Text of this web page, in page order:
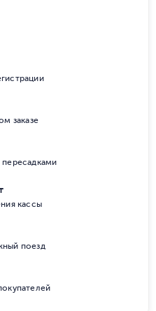
заказе
кассы
поезд